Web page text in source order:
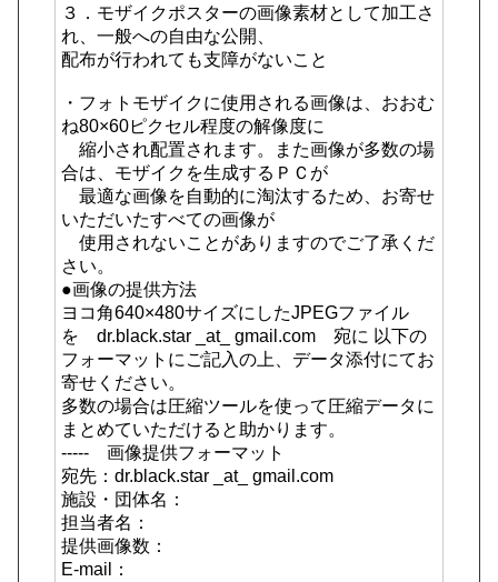
３．モザイクポスターの画像素材として加工さ
れ、一般への自由な公開、
配布が行われても支障がないこと
・フォトモザイクに使用される画像は、おおむ
ね80×60ピクセル程度の解像度に
縮小され配置されます。また画像が多数の場
合は、モザイクを生成するＰＣが
最適な画像を自動的に淘汰するため、お寄せ
いただいたすべての画像が
使用されないことがありますのでご了承くだ
さい。
●画像の提供方法
ヨコ角640×480サイズにしたJPEGファイル
を dr.black.star _at_ gmail.com 宛に 以下の
フォーマットにご記入の上、データ添付にてお
寄せください。
多数の場合は圧縮ツールを使って圧縮データに
まとめていただけると助かります。
----- 画像提供フォーマット
宛先：dr.black.star _at_ gmail.com
施設・団体名：
担当者名：
提供画像数：
E-mail：